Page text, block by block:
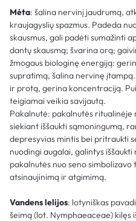
Mėta: šalina nervinį jaudrumą,
kraujagyslių spazmus. Padeda
skausmus, gali padėti sumažinti
dantų skausmą; švarina orą;
žmogaus biologinę energiją:
supratimą, šalina nervinę
ir protą, gerina koncentraciją.
teigiamai veikia savijautą.
Pakalnutė: pakalnutės ritualinėje
siekiant iššaukti sąmoningumą,
depresyvias mintis bei pritraukti
nuodingi augalai, galintys
pakalnutės nuo seno
atsinaujinimą ir atgimimą.
Vandens lelijos: lotyniškas
šeimą (lot. Nymphaeaceae) kilęs